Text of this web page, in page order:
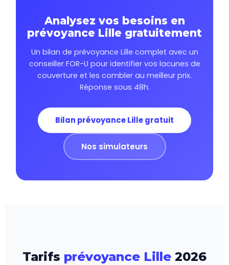
Analysez vos besoins en
prévoyance Lille gratuitement
Un bilan de prévoyance Lille complet avec un
conseiller FOR-U pour identifier vos lacunes de
couverture et les combler au meilleur prix.
Réponse sous 48h.
Bilan prévoyance Lille gratuit
Nos simulateurs
Tarifs prévoyance Lille 2026